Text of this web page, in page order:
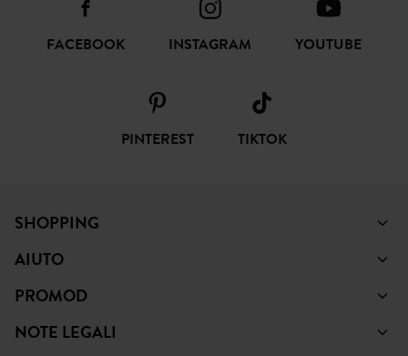
FACEBOOK INSTAGRAM YOUTUBE
PINTEREST TIKTOK
SHOPPING
AIUTO
PROMOD
NOTE LEGALI